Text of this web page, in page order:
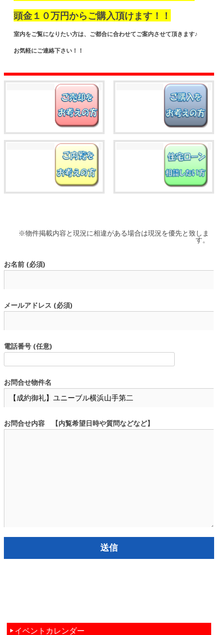
頭金１０万円からご購入頂けます！！
室内をご覧になりたい方は、ご都合に合わせてご案内させて頂きます♪
お気軽にご連絡下さい！！
※物件掲載内容と現況に相違がある場合は現況を優先と致しま
す。
お名前 (必須)
メールアドレス (必須)
電話番号 (任意)
お問合せ物件名
お問合せ内容 【内覧希望日時や質問などなど】
イベントカレンダー